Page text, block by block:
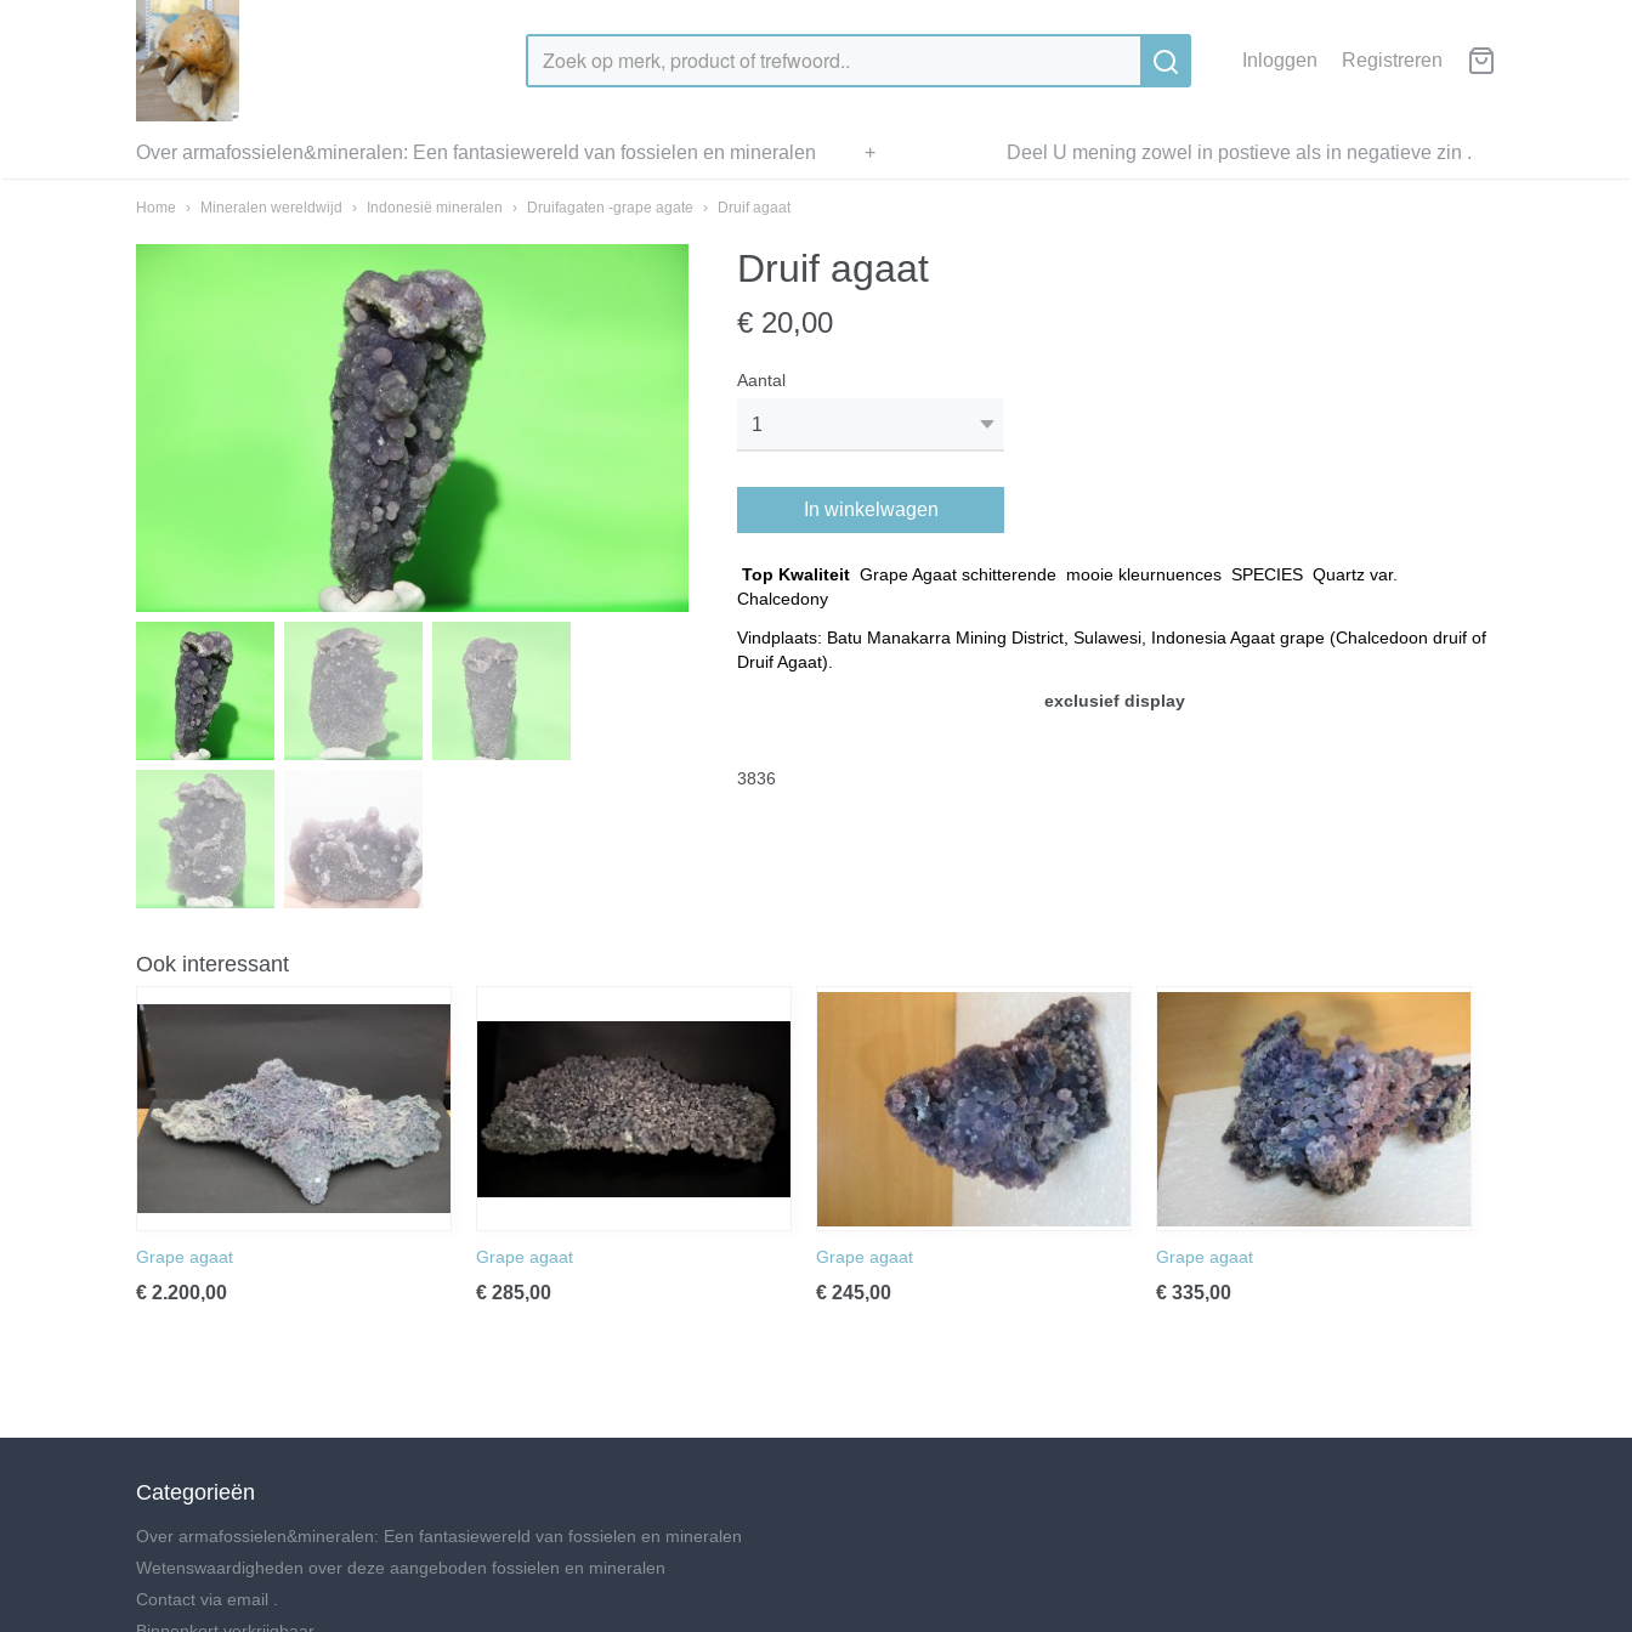
Inloggen Registreren
Deel U mening zowel in postieve als in negatieve zin .
Over armafossielen&mineralen: Een fantasiewereld van fossielen en mineralen +
Home › Mineralen wereldwijd › Indonesië mineralen › Druifagaten -grape agate › Druif agaat
Druif agaat
€ 20,00
Aantal
In winkelwagen
Top Kwaliteit Grape Agaat schitterende mooie kleurnuences SPECIES Quartz var.
Chalcedony
Vindplaats: Batu Manakarra Mining District, Sulawesi, Indonesia Agaat grape (Chalcedoon druif of
Druif Agaat).
exclusief display
3836
Ook interessant
Grape agaat
€ 2.200,00
Grape agaat
€ 285,00
Grape agaat
€ 245,00
Grape agaat
€ 335,00
Categorieën
Over armafossielen&mineralen: Een fantasiewereld van fossielen en mineralen
Wetenswaardigheden over deze aangeboden fossielen en mineralen
Contact via email .